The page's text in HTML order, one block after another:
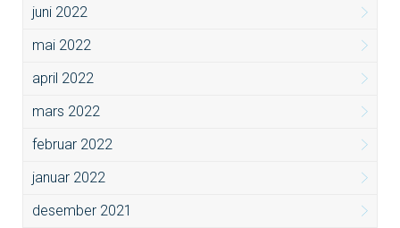
juni 2022
mai 2022
april 2022
mars 2022
februar 2022
januar 2022
desember 2021